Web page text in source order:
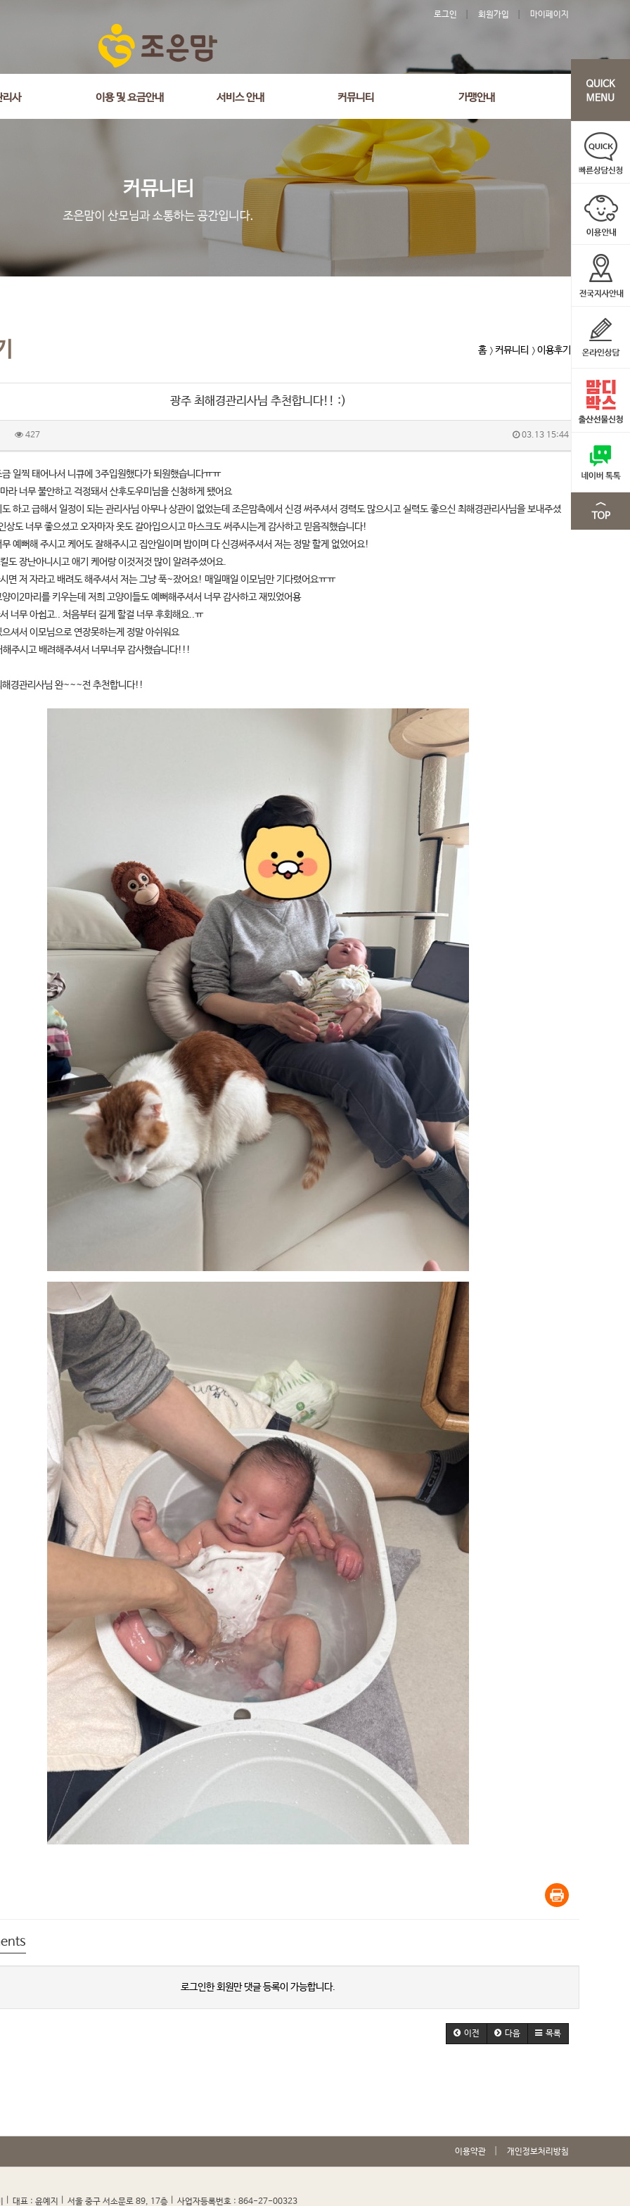
로그인 회원가입 마이페이지
리사 이용 및 요금안내 서비스 안내 커뮤니티 가맹안내
= 0 and wr_datetime <= '2026-03-13 15:44:51' and wr_id <> '2697' order by wr_datetime desc limit 1 asdasf
홈 커뮤니티 이용후기
광주 최해경관리사님 추천합니다!! :)
427 03.13 15:44
일찍 태어나서 니큐에 3주입원했다가 퇴원했습니다ㅠㅠ
라 너무 불안하고 걱정돼서 산후도우미님을 신청하게 됐어요
하고 급해서 일정이 되는 관리사님 아무나 상관이 없었는데 조은맘측에서 신경 써주셔서 경력도 많으시고 실력도 좋으신 최해경관리사님을 보내주셨
상도 너무 좋으셨고 오자마자 옷도 갈아입으시고 마스크도 써주시는게 감사하고 믿음직했습니다!
예뻐해 주시고 케어도 잘해주시고 집안일이며 밥이며 다 신경써주셔서 저는 정말 할게 없었어요!
도 장난아니시고 애기 케어랑 이것저것 많이 알려주셨어요.
면 저 자라고 배려도 해주셔서 저는 그냥 푹~잤어요! 매일매일 이모님만 기다렸어요ㅠㅠ
이2마리를 키우는데 저희 고양이들도 예뻐해주셔서 너무 감사하고 재밌었어용
너무 아쉽고.. 처음부터 길게 할걸 너무 후회해요..ㅠ
셔서 이모님으로 연장못하는게 정말 아쉬워요
주시고 배려해주셔서 너무너무 감사했습니다!!!
해경관리사님 완~~~전 추천합니다!!
로그인한 회원만 댓글 등록이 가능합니다.
이전 다음 목록
이용약관 개인정보처리방침
대표 : 윤예지 서울 중구 서소문로 89, 17층 사업자등록번호 : 864-27-00323